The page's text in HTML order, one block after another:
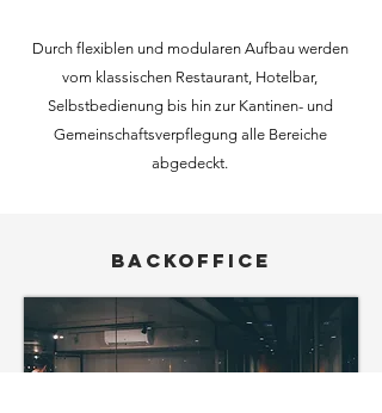
Durch flexiblen und modularen Aufbau werden
vom klassischen Restaurant, Hotelbar,
Selbstbedienung bis hin zur Kantinen- und
Gemeinschafts­verpflegung alle Bereiche
abgedeckt.
Backoffice